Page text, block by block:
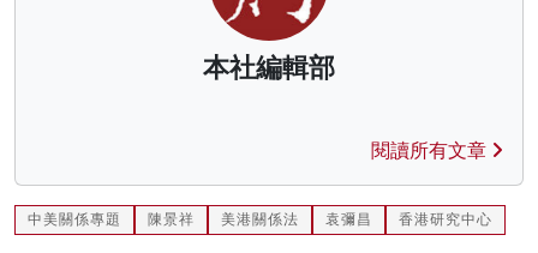
本社編輯部
閱讀所有文章
中美關係專題 陳景祥 美港關係法 袁彌昌 香港研究中心